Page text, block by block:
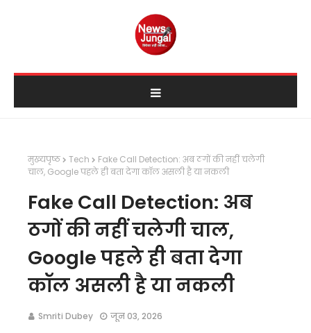
मुख्यपृष्ठ Tech
Fake Call Detection: अब ठगों की नहीं चलेगी
चाल, Google पहले ही बता देगा कॉल असली है या नकली
Fake Call Detection: अब
ठगों की नहीं चलेगी चाल,
Google पहले ही बता देगा
कॉल असली है या नकली
Smriti Dubey जून 03, 2026